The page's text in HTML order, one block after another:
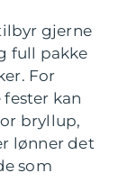
gjerne
full pakke
For
kan
bryllup,
lønner det
som